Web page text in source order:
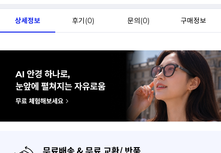
상세정보 후기(0) 문의(0) 구매정보